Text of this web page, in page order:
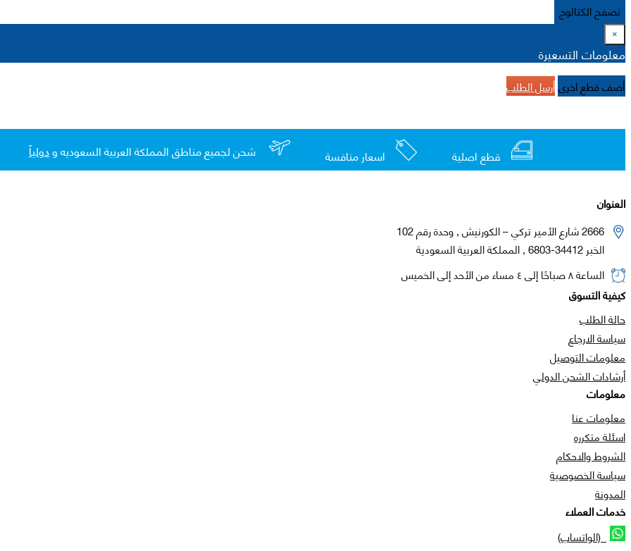
تصفح الكتالوج
×
معلومات التسعيرة
أضف قطع اخرىأرسل الطلب
قطع اصلية اسعار منافسة شحن لجميع مناطق المملكة العربية السعوديه ودولياً
العنوان
2666 شارع الأمير تركي – الكورنيش , وحدة رقم 102
الخبر 34412-6803 , المملكة العربية السعودية
الساعة ٨ صباحًا إلى ٤ مساء من الأحد إلى الخميس
كيفية التسوق
حالة الطلب
سياسة الارجاع
معلومات التوصيل
أرشادات الشحن الدولي
معلومات
معلومات عنا
اسئلة متكرره
الشروط والاحكام
سياسة الخصوصية
المدونة
خدمات العملاء
(الواتساب)